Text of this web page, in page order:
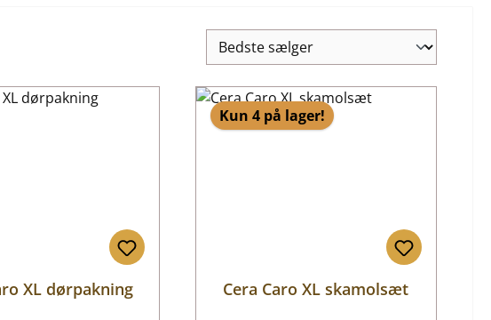
XL dørpakning
Kun 4 på lager!
Cera Caro XL skamolsæt